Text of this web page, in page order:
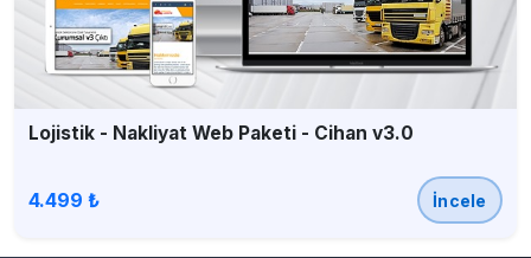
Lojistik - Nakliyat Web Paketi - Cihan v3.0
4.499 ₺ İncele